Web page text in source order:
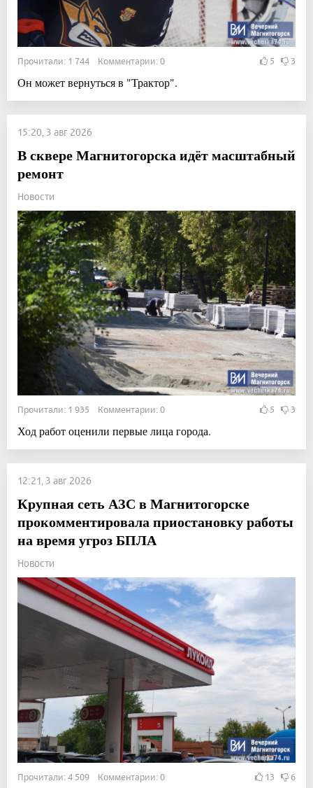
Прочитали: 1 744 Комментарии: 0 5 3
Он может вернуться в "Трактор".
15:20, 3 авг 2026
В сквере Магнитогорска идёт масштабный
ремонт
Новости
Прочитали: 1 935 Комментарии: 0 5 3
Ход работ оценили первые лица города.
12:21, 3 авг 2026
Крупная сеть АЗС в Магнитогорске
прокомментировала приостановку работы
на время угроз БПЛА
Новости
Прочитали: 4 509 Комментарии: 0 13 6